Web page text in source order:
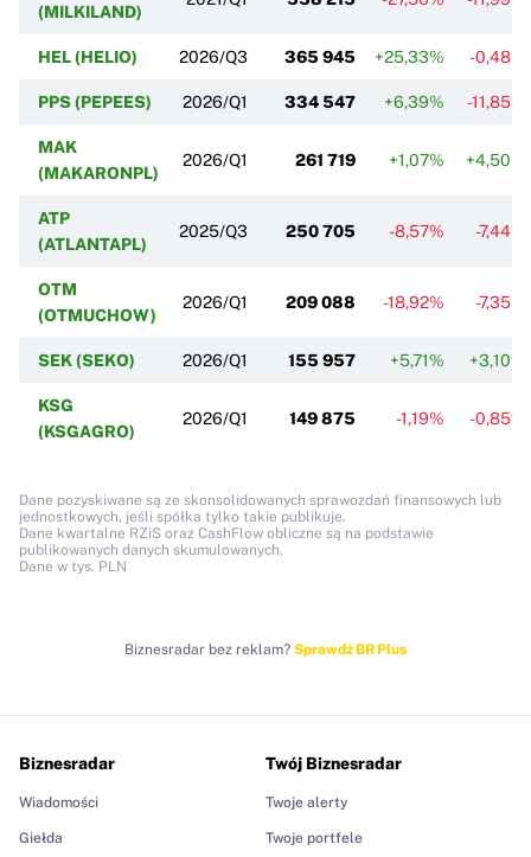
(MILKILAND)
HEL (HELIO) 2026/Q3 365 945 +25,33% -0,48%
PPS (PEPEES) 2026/Q1 334 547 +6,39% -11,85%
MAK
(MAKARONPL)
2026/Q1 261 719 +1,07% +4,50%
ATP
(ATLANTAPL)
2025/Q3 250 705 -8,57% -7,44%
OTM
(OTMUCHOW)
2026/Q1 209 088 -18,92% -7,35%
SEK (SEKO) 2026/Q1 155 957 +5,71% +3,10%
KSG
(KSGAGRO)
2026/Q1 149 875 -1,19% -0,85%
Dane pozyskiwane są ze skonsolidowanych sprawozdań finansowych lub
jednostkowych, jeśli spółka tylko takie publikuje.
Dane kwartalne RZiS oraz CashFlow obliczne są na podstawie
publikowanych danych skumulowanych.
Dane w tys. PLN
Biznesradar bez reklam? Sprawdź BR Plus
Biznesradar
Wiadomości
Giełda
Twój Biznesradar
Twoje alerty
Twoje portfele